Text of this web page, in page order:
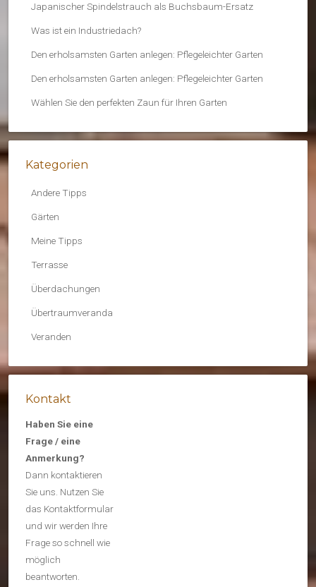
Japanischer Spindelstrauch als Buchsbaum-Ersatz
Was ist ein Industriedach?
Den erholsamsten Garten anlegen: Pflegeleichter Garten
Den erholsamsten Garten anlegen: Pflegeleichter Garten
Wählen Sie den perfekten Zaun für Ihren Garten
Kategorien
Andere Tipps
Gärten
Meine Tipps
Terrasse
Überdachungen
Übertraumveranda
Veranden
Kontakt
Haben Sie eine
Frage / eine
Anmerkung?
Dann kontaktieren
Sie uns. Nutzen Sie
das Kontaktformular
und wir werden Ihre
Frage so schnell wie
möglich
beantworten.